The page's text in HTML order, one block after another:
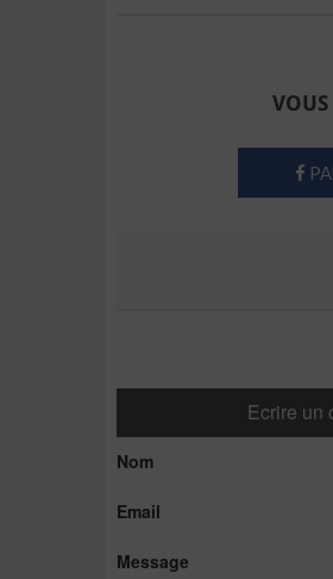
Ecrire un
Nom
Email
Message